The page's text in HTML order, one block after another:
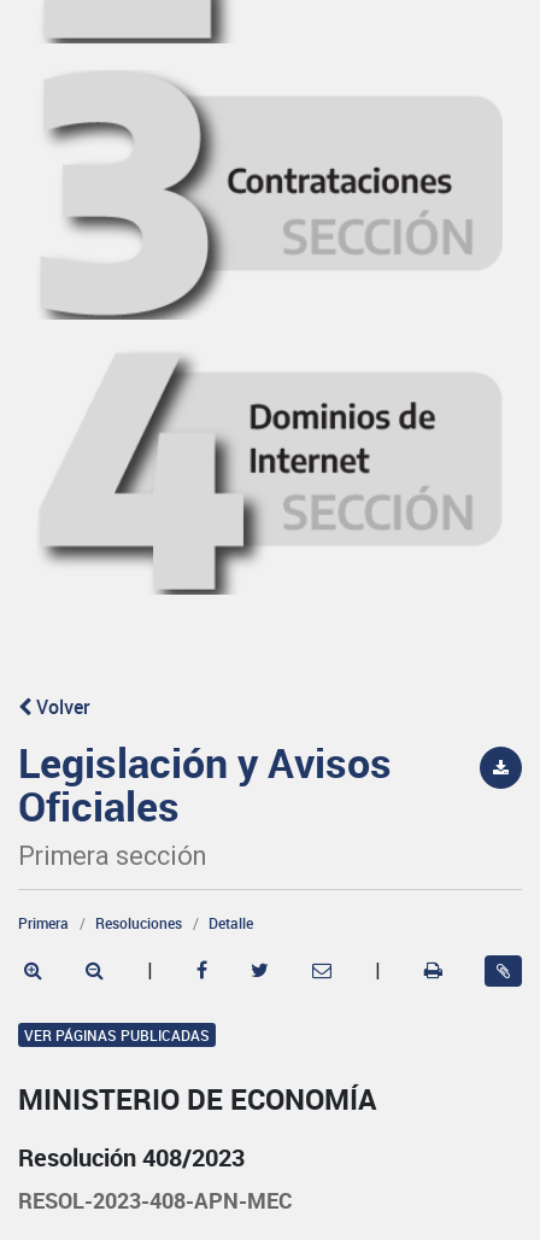
Volver
Legislación y Avisos
Oficiales
Primera sección
Primera Resoluciones Detalle
| |
VER PÁGINAS PUBLICADAS
MINISTERIO DE ECONOMÍA
Resolución 408/2023
RESOL-2023-408-APN-MEC